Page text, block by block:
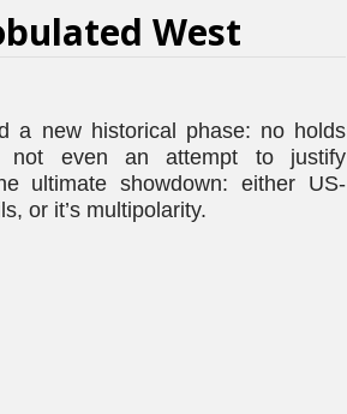
West
a new historical phase: no holds
not even an attempt to justify
ultimate showdown: either US-
or it’s multipolarity.